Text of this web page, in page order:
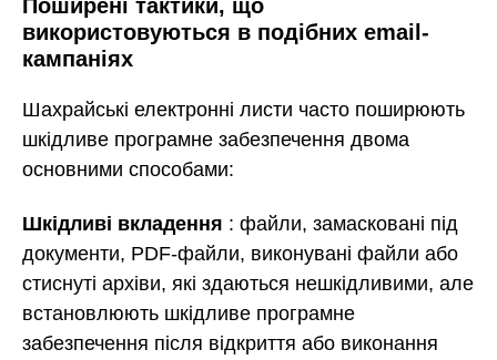
Поширені тактики, що
використовуються в подібних email-
кампаніях
Шахрайські електронні листи часто поширюють
шкідливе програмне забезпечення двома
основними способами:
Шкідливі вкладення : файли, замасковані під
документи, PDF-файли, виконувані файли або
стиснуті архіви, які здаються нешкідливими, але
встановлюють шкідливе програмне
забезпечення після відкриття або виконання